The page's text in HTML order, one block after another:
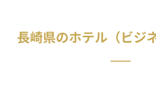
長崎県のホテル（ビジ